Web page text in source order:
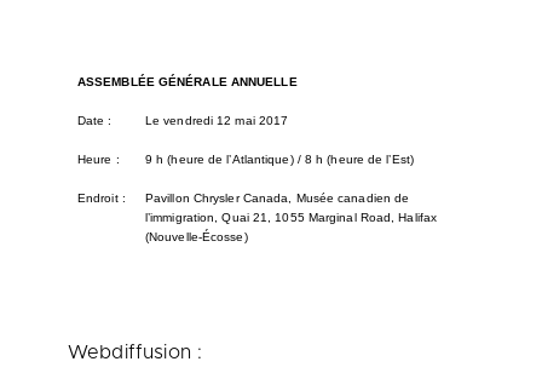
ASSEMBLÉE GÉNÉRALE ANNUELLE
Date : Le vendredi 12 mai 2017
Heure : 9 h (heure de l’Atlantique) / 8 h (heure de l’Est)
Endroit :
Pavillon Chrysler Canada, Musée canadien de
l’immigration, Quai 21, 1055 Marginal Road, Halifax
(Nouvelle-Écosse)
Webdiffusion :